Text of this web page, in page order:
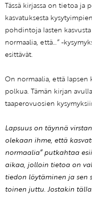
Tässä kirjassa on tietoa
kasvatuksesta
pohdintoja lasten
normaalia, että…” -
esittävät.
On normaalia, että
polkua. Tämän kirjan
taaperovuosien
Lapsuus on täynnä
olekaan ihme, että
normaalia” putkahtaa
aikaa, jolloin tietoa on
tiedon löytäminen ja sen
toinen juttu. Jostakin